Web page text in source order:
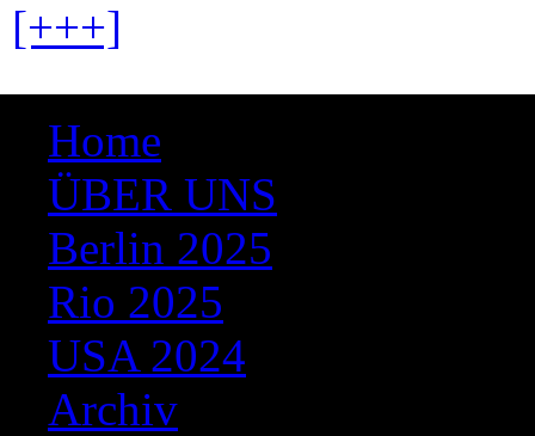
[+++]
Home
ÜBER UNS
Berlin 2025
Rio 2025
USA 2024
Archiv